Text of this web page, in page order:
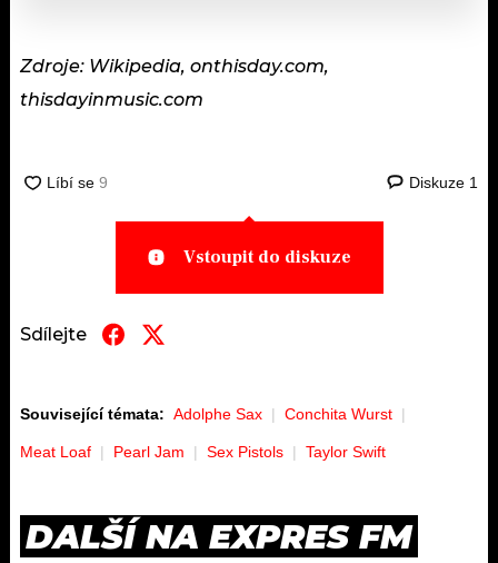
Zdroje: Wikipedia, onthisday.com,
thisdayinmusic.com
Diskuze 1
Vstoupit do diskuze
Sdílejte
Související témata: Adolphe Sax Conchita Wurst
Meat Loaf Pearl Jam Sex Pistols Taylor Swift
DALŠÍ NA EXPRES FM